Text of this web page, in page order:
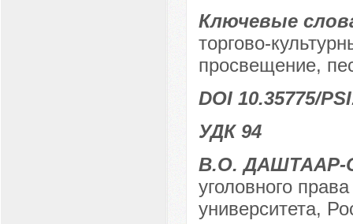
Ключевые
торгово-
просвещение,
DOI 10.35775/
УДК 94
В.О. ДАШТААР-
уголовного
университета,